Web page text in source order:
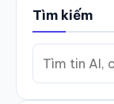
Tìm kiếm